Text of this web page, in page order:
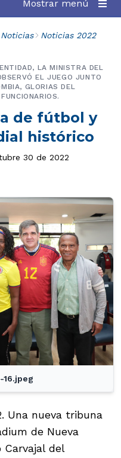
Mostrar menú
Noticias 2022
de fútbol y
histórico
LA MINISTRA DEL
EL JUEGO JUNTO
GLORIAS DEL
30 de 2022
16.jpeg
Una nueva tribuna
de Nueva
Carvajal del